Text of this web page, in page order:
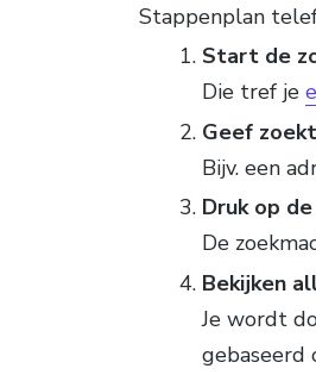
Stappenplan
Start de
Die tref je
Geef
Bijv. een
Druk op
De
Bekijken
Je wordt
gebaseerd